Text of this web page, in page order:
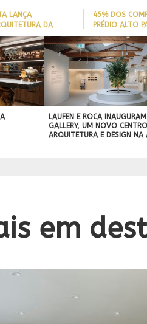
LANÇA
DA
PARA AJUDAR A
DE IDOSOS
ADAPTAR LARES
45% DOS
PRÉDIO ALTO
ITAJAÍ TÊM
EMBARCAÇÃO;
PERFIL DO
BRASILEIRO
LAUFEN E ROCA
GALLERY, UM NOVO
ARQUITETURA E DESIGN NA
em